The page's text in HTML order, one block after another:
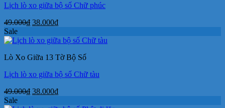
Lịch lò xo giữa bộ số Chữ phúc
49.000₫ Giá
là:
38.000₫Giá
tại
38.000₫.
Sale
Lò Xo Giữa 13 Tờ Bộ Số
Lịch lò xo giữa bộ số Chữ tàu
49.000₫ Giá
38.000₫Giá
Sale